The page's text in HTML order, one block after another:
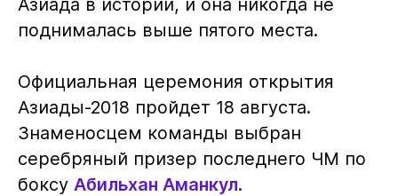
поднималась выше пятого места.
Официальная церемония открытия
Азиады-2018 пройдет 18 августа.
Знаменосцем команды выбран
серебряный призер последнего ЧМ по
боксу Абильхан Аманкул.